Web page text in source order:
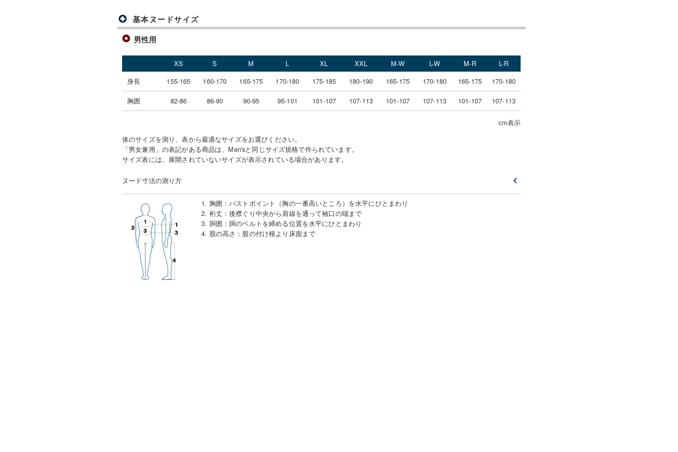
基本ヌードサイズ
男性用
XS S M L XL XXL M-W L-W M-R
L-R
身長
155-165 160-170 165-175 170-180 175-185 180-190 165-175 170-180 165-175 170-180
胸囲 82-86 86-90 90-95 95-101 101-107 107-113 101-107 107-113 101-107 107-113
cm表示
体のサイズを測り、表から最適なサイズをお選びください。
「男女兼用」の表記がある商品は、Men'sと同じサイズ規格で作られています。
サイズ表には、展開されていないサイズが表示されている場合があります。
ヌード寸法の測り方
1. 胸囲 ：バストポイント（胸の一番高いところ）を水平にひとまわり
2. 裄丈 ：後襟ぐり中央から肩線を通って袖口の端まで
3. 胴囲 ： 胴のベルトを締める位置を水平にひとまわり
4. 股の高さ ： 股の付け根より床面まで